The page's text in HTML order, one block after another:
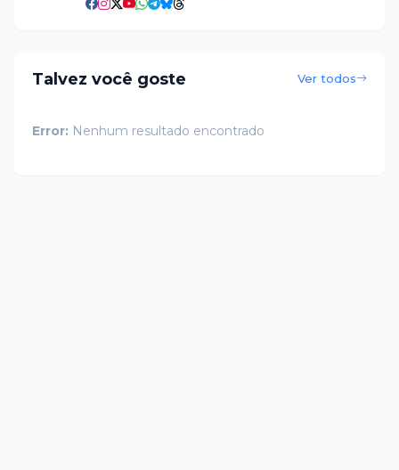
Talvez você goste Ver todos
Error: Nenhum resultado encontrado